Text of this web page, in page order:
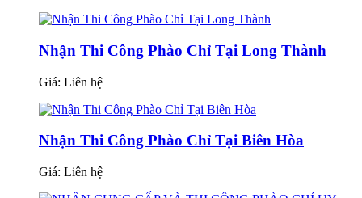
Nhận Thi Công Phào Chỉ Tại Long Thành
Giá: Liên hệ
Nhận Thi Công Phào Chỉ Tại Biên Hòa
Giá: Liên hệ